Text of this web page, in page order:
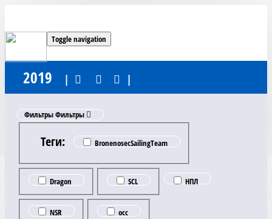
Toggle navigation
2019 | |
ФильтрыФильтры
Теги: BronenosecSailingTeam
Dragon SCL НПЛ
NSR occ